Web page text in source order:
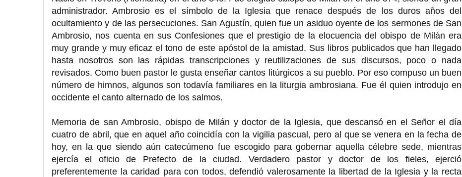
administrador. Ambrosio es el símbolo de la Iglesia que renace después de los duros años del
ocultamiento y de las persecuciones. San Agustín, quien fue un asiduo oyente de los sermones de San
Ambrosio, nos cuenta en sus Confesiones que el prestigio de la elocuencia del obispo de Milán era
muy grande y muy eficaz el tono de este apóstol de la amistad. Sus libros publicados que han llegado
hasta nosotros son las rápidas transcripciones y reutilizaciones de sus discursos, poco o nada
revisados. Como buen pastor le gusta enseñar cantos litúrgicos a su pueblo. Por eso compuso un buen
número de himnos, algunos son todavía familiares en la liturgia ambrosiana. Fue él quien introdujo en
occidente el canto alternado de los salmos.
Memoria de san Ambrosio, obispo de Milán y doctor de la Iglesia, que descansó en el Señor el día
cuatro de abril, que en aquel año coincidía con la vigilia pascual, pero al que se venera en la fecha de
hoy, en la que siendo aún catecúmeno fue escogido para gobernar aquella célebre sede, mientras
ejercía el oficio de Prefecto de la ciudad. Verdadero pastor y doctor de los fieles, ejerció
preferentemente la caridad para con todos, defendió valerosamente la libertad de la Iglesia y la recta